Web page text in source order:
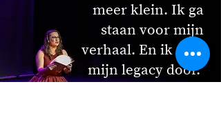
meer klein. Ik ga
staan voor mijn
verhaal. En ik geef
mijn legacy door.